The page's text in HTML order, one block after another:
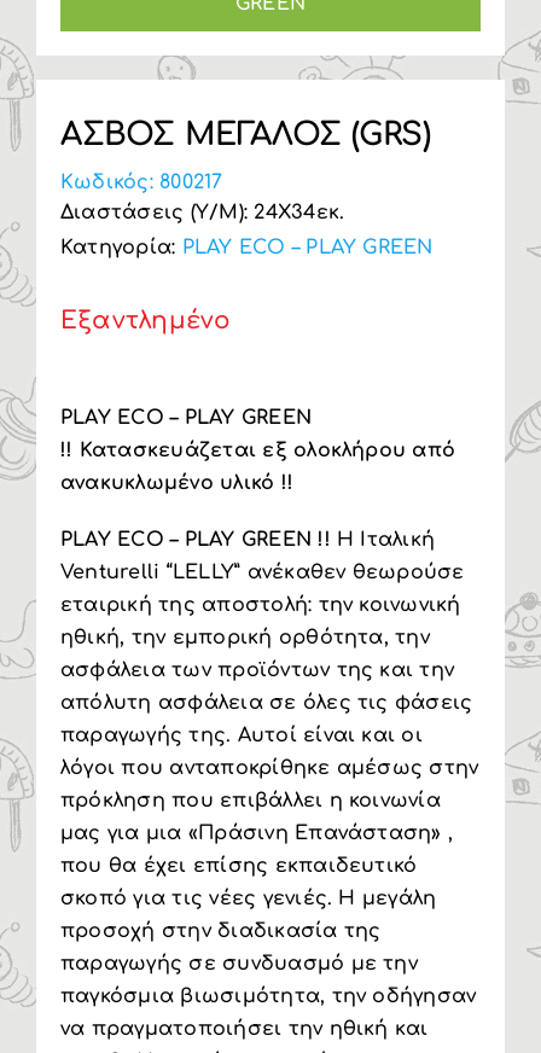
ΑΣΒΟΣ ΜΕΓΑΛΟΣ (GRS)
Κωδικός: 800217
Διαστάσεις (Υ/Μ): 24Χ34εκ.
Κατηγορία: PLAY ECO – PLAY GREEN
Εξαντλημένο
PLAY ECO – PLAY GREEN
!! Κατασκευάζεται εξ ολοκλήρου από
ανακυκλωμένο υλικό !!
PLAY ECO – PLAY GREEN !! Η Ιταλική
Venturelli “LELLY” ανέκαθεν θεωρούσε
εταιρική της αποστολή: την κοινωνική
ηθική, την εμπορική ορθότητα, την
ασφάλεια των προϊόντων της και την
απόλυτη ασφάλεια σε όλες τις φάσεις
παραγωγής της. Αυτοί είναι και οι
λόγοι που ανταποκρίθηκε αμέσως στην
πρόκληση που επιβάλλει η κοινωνία
μας για μια «Πράσινη Επανάσταση» ,
που θα έχει επίσης εκπαιδευτικό
σκοπό για τις νέες γενιές. Η μεγάλη
προσοχή στην διαδικασία της
παραγωγής σε συνδυασμό με την
παγκόσμια βιωσιμότητα, την οδήγησαν
να πραγματοποιήσει την ηθική και